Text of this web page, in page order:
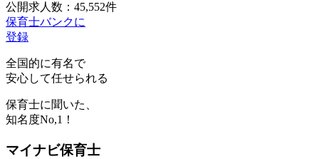
公開求人数：45,552件
保育士バンクに
登録
全国的に有名で
安心して任せられる
保育士に聞いた、
知名度No,1！
マイナビ保育士